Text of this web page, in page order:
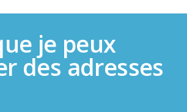
je peux
des adresses